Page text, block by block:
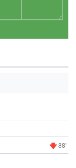
88'